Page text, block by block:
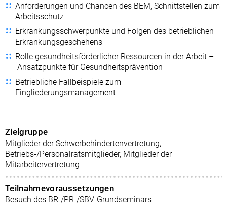
Anforderungen und Chancen des BEM, Schnittstellen zum
Arbeitsschutz
Erkrankungsschwerpunkte und Folgen des betrieblichen
Erkrankungsgeschehens
Rolle gesundheitsförderlicher Ressourcen in der Arbeit –
Ansatzpunkte für Gesundheitsprävention
Betriebliche Fallbeispiele zum
Eingliederungsmanagement
Zielgruppe
Mitglieder der Schwerbehindertenvertretung,
Betriebs-/Personalratsmitglieder, Mitglieder der
Mitarbeitervertretung
Teilnahmevoraussetzungen
Besuch des BR-/PR-/SBV-Grundseminars